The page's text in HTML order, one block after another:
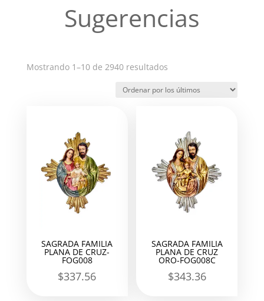
Sugerencias
Mostrando 1–10 de 2940 resultadosOrdenado
los
SAGRADA FAMILIA
PLANA DE CRUZ-
FOG008
$337.56
SAGRADA FAMILIA
PLANA DE CRUZ
ORO-FOG008C
$343.36